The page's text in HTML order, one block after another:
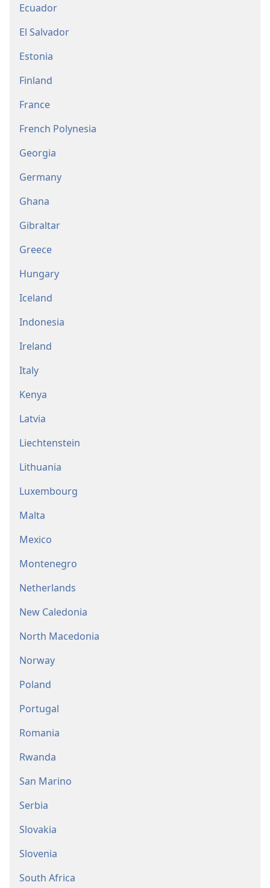
Ecuador
El Salvador
Estonia
Finland
France
French Polynesia
Georgia
Germany
Ghana
Gibraltar
Greece
Hungary
Iceland
Indonesia
Ireland
Italy
Kenya
Latvia
Liechtenstein
Lithuania
Luxembourg
Malta
Mexico
Montenegro
Netherlands
New Caledonia
North Macedonia
Norway
Poland
Portugal
Romania
Rwanda
San Marino
Serbia
Slovakia
Slovenia
South Africa